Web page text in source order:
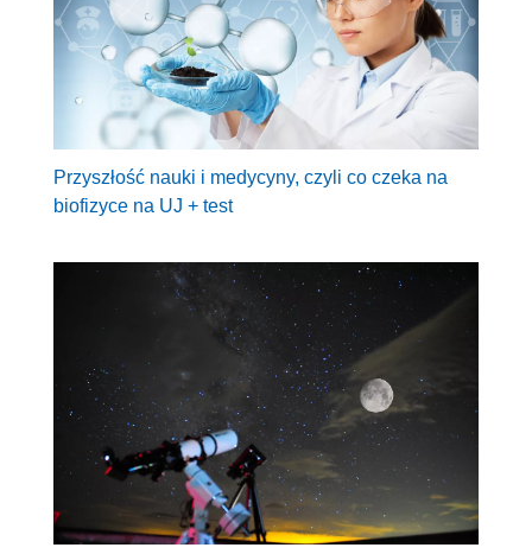
Przyszłość nauki i medycyny, czyli co czeka na
biofizyce na UJ + test